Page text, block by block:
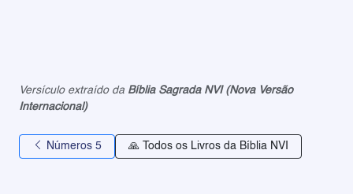
Versículo extraído da Bíblia Sagrada NVI (Nova Versão
Internacional)
Números 5 🙏 Todos os Livros da Bíblia NVI